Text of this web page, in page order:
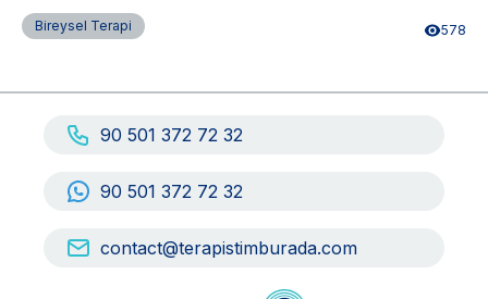
Bireysel Terapi 578
90 501 372 72 32
90 501 372 72 32
contact@terapistimburada.com